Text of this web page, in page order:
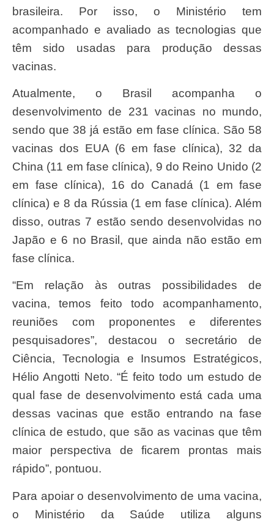
brasileira. Por isso, o Ministério tem
acompanhado e avaliado as tecnologias que
têm sido usadas para produção dessas
vacinas.
Atualmente, o Brasil acompanha o
desenvolvimento de 231 vacinas no mundo,
sendo que 38 já estão em fase clínica. São 58
vacinas dos EUA (6 em fase clínica), 32 da
China (11 em fase clínica), 9 do Reino Unido (2
em fase clínica), 16 do Canadá (1 em fase
clínica) e 8 da Rússia (1 em fase clínica). Além
disso, outras 7 estão sendo desenvolvidas no
Japão e 6 no Brasil, que ainda não estão em
fase clínica.
“Em relação às outras possibilidades de
vacina, temos feito todo acompanhamento,
reuniões com proponentes e diferentes
pesquisadores”, destacou o secretário de
Ciência, Tecnologia e Insumos Estratégicos,
Hélio Angotti Neto. “É feito todo um estudo de
qual fase de desenvolvimento está cada uma
dessas vacinas que estão entrando na fase
clínica de estudo, que são as vacinas que têm
maior perspectiva de ficarem prontas mais
rápido”, pontuou.
Para apoiar o desenvolvimento de uma vacina,
o Ministério da Saúde utiliza alguns